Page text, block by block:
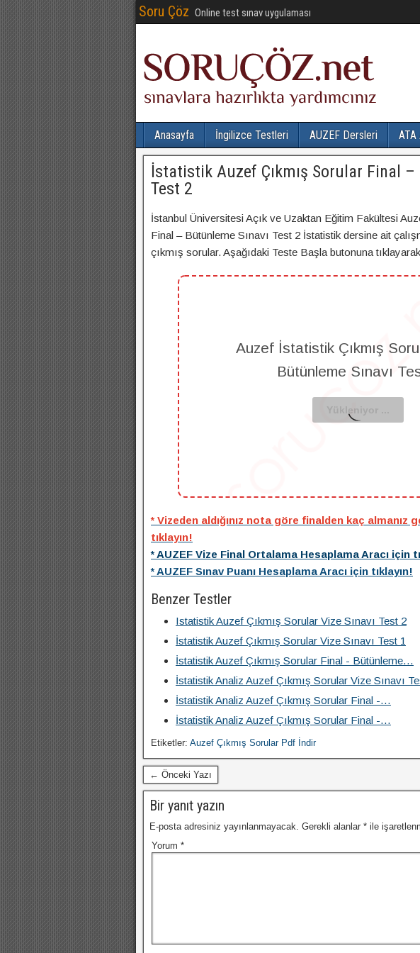
Soru Çöz Online test sınav uygulaması
Anasayfa İngilizce Testleri AUZEF Dersleri ATA
İstatistik Auzef Çıkmış Sorular Final –
Test 2
İstanbul Üniversitesi Açık ve Uzaktan Eğitim Fakültesi
Final – Bütünleme Sınavı Test 2 İstatistik dersine ait
çıkmış sorular. Aşağıdaki Teste Başla butonuna
Auzef İstatistik Çıkmış
Bütünleme Sınavı
* Vizeden aldığınız nota göre finalden kaç
tıklayın!
* AUZEF Vize Final Ortalama Hesaplama Aracı için
* AUZEF Sınav Puanı Hesaplama Aracı için tıklayın!
Benzer Testler
Istatistik Auzef Çıkmış Sorular Vize Sınavı Test 2
İstatistik Auzef Çıkmış Sorular Vize Sınavı Test 1
İstatistik Auzef Çıkmış Sorular Final - Bütünleme…
İstatistik Analiz Auzef Çıkmış Sorular Vize Sınavı
İstatistik Analiz Auzef Çıkmış Sorular Final -…
İstatistik Analiz Auzef Çıkmış Sorular Final -…
Etiketler: Auzef Çıkmış Sorular Pdf İndir
← Önceki Yazı
Bir yanıt yazın
E-posta adresiniz yayınlanmayacak. Gerekli alanlar * ile
Yorum *